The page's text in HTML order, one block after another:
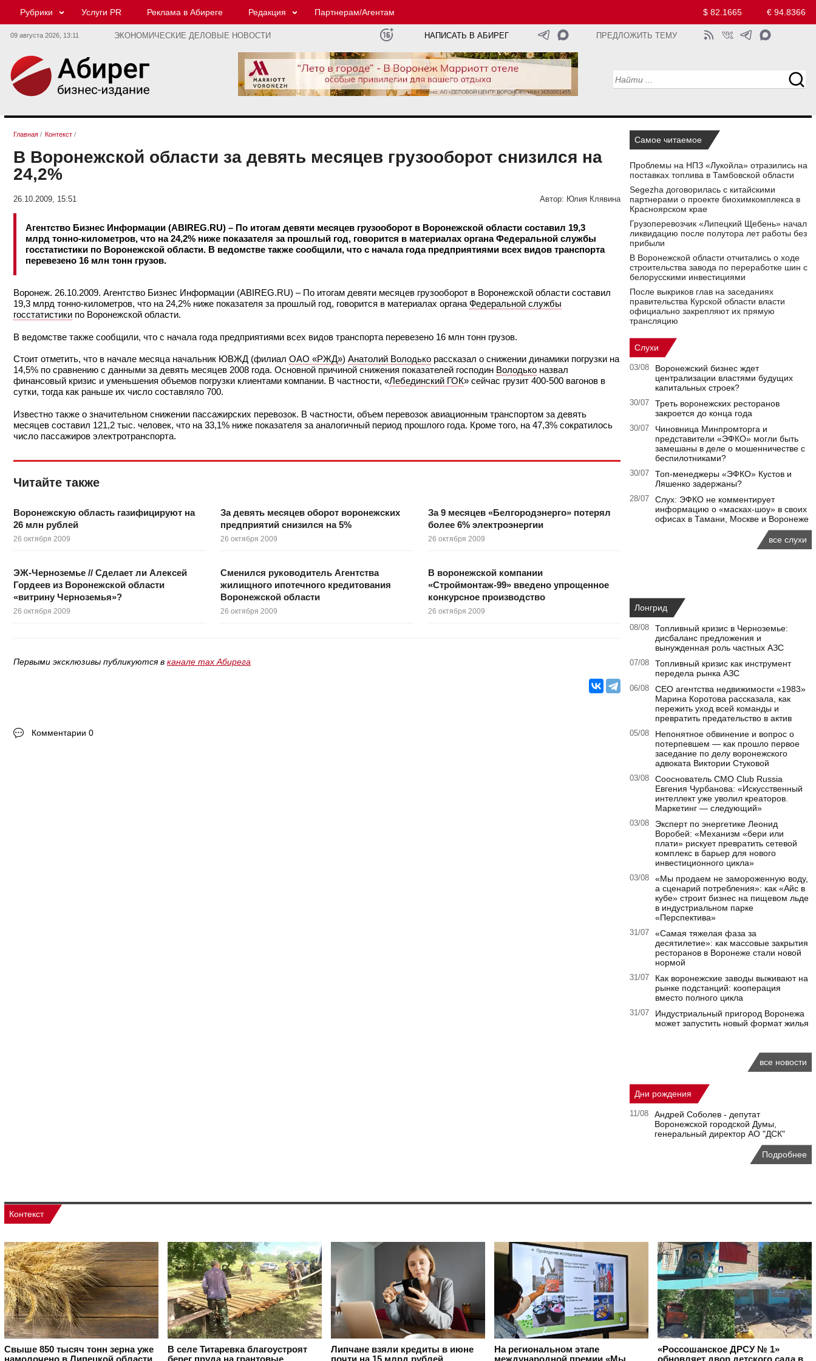
Рубрики Услуги PR Реклама в Абиреге Редакция Партнерам/Агентам $ 82.1665 € 94.8366
09 августа 2026, 13:11 ЭКОНОМИЧЕСКИЕ ДЕЛОВЫЕ НОВОСТИ НАПИСАТЬ В АБИРЕГ ПРЕДЛОЖИТЬ ТЕМУ
Главная / Контекст /
В Воронежской области за девять месяцев грузооборот снизился на
24,2%
26.10.2009, 15:51 Автор: Юлия Клявина
Агентство Бизнес Информации (ABIREG.RU) – По итогам девяти месяцев грузооборот в Воронежской области составил 19,3
млрд тонно-километров, что на 24,2% ниже показателя за прошлый год, говорится в материалах органа Федеральной службы
госстатистики по Воронежской области. В ведомстве также сообщили, что с начала года предприятиями всех видов транспорта
перевезено 16 млн тонн грузов.
Воронеж. 26.10.2009. Агентство Бизнес Информации (ABIREG.RU) – По итогам девяти месяцев грузооборот в Воронежской области составил
19,3 млрд тонно-километров, что на 24,2% ниже показателя за прошлый год, говорится в материалах органа Федеральной службы
госстатистики по Воронежской области.
В ведомстве также сообщили, что с начала года предприятиями всех видов транспорта перевезено 16 млн тонн грузов.
Стоит отметить, что в начале месяца начальник ЮВЖД (филиал ОАО «РЖД») Анатолий Володько рассказал о снижении динамики погрузки на
14,5% по сравнению с данными за девять месяцев 2008 года. Основной причиной снижения показателей господин Володько назвал
финансовый кризис и уменьшения объемов погрузки клиентами компании. В частности, «Лебединский ГОК» сейчас грузит 400-500 вагонов в
сутки, тогда как раньше их число составляло 700.
Известно также о значительном снижении пассажирских перевозок. В частности, объем перевозок авиационным транспортом за девять
месяцев составил 121,2 тыс. человек, что на 33,1% ниже показателя за аналогичный период прошлого года. Кроме того, на 47,3% сократилось
число пассажиров электротранспорта.
Читайте также
Воронежскую область газифицируют на
26 млн рублей
26 октября 2009
За девять месяцев оборот воронежских
предприятий снизился на 5%
26 октября 2009
За 9 месяцев «Белгородэнерго» потерял
более 6% электроэнергии
26 октября 2009
ЭЖ-Черноземье // Сделает ли Алексей
Гордеев из Воронежской области
«витрину Черноземья»?
26 октября 2009
Сменился руководитель Агентства
жилищного ипотечного кредитования
Воронежской области
26 октября 2009
В воронежской компании
«Строймонтаж-99» введено упрощенное
конкурсное производство
26 октября 2009
Первыми эксклюзивы публикуются в канале max Абирега
Комментарии 0
Самое читаемое
Проблемы на НПЗ «Лукойла» отразились на
поставках топлива в Тамбовской области
Segezha договорилась с китайскими
партнерами о проекте биохимкомплекса в
Красноярском крае
Грузоперевозчик «Липецкий Щебень» начал
ликвидацию после полутора лет работы без
прибыли
В Воронежской области отчитались о ходе
строительства завода по переработке шин с
белорусскими инвестициями
После выкриков глав на заседаниях
правительства Курской области власти
официально закрепляют их прямую
трансляцию
Слухи
03/08
Воронежский бизнес ждет
централизации властями будущих
капитальных строек?
30/07
Треть воронежских ресторанов
закроется до конца года
30/07
Чиновница Минпромторга и
представители «ЭФКО» могли быть
замешаны в деле о мошенничестве с
беспилотниками?
30/07
Топ-менеджеры «ЭФКО» Кустов и
Ляшенко задержаны?
28/07
Слух: ЭФКО не комментирует
информацию о «масках-шоу» в своих
офисах в Тамани, Москве и Воронеже
все слухи
Лонгрид
08/08
Топливный кризис в Черноземье:
дисбаланс предложения и
вынужденная роль частных АЗС
07/08
Топливный кризис как инструмент
передела рынка АЗС
06/08
CEO агентства недвижимости «1983»
Марина Коротова рассказала, как
пережить уход всей команды и
превратить предательство в актив
05/08
Непонятное обвинение и вопрос о
потерпевшем — как прошло первое
заседание по делу воронежского
адвоката Виктории Стуковой
03/08
Сооснователь CMO Club Russia
Евгения Чурбанова: «Искусственный
интеллект уже уволил креаторов.
Маркетинг — следующий»
03/08
Эксперт по энергетике Леонид
Воробей: «Механизм «бери или
плати» рискует превратить сетевой
комплекс в барьер для нового
инвестиционного цикла»
03/08
«Мы продаем не замороженную воду,
а сценарий потребления»: как «Айс в
кубе» строит бизнес на пищевом льде
в индустриальном парке
«Перспектива»
31/07
«Самая тяжелая фаза за
десятилетие»: как массовые закрытия
ресторанов в Воронеже стали новой
нормой
31/07
Как воронежские заводы выживают на
рынке подстанций: кооперация
вместо полного цикла
31/07
Индустриальный пригород Воронежа
может запустить новый формат жилья
все новости
Дни рождения
11/08
Андрей Соболев - депутат
Воронежской городской Думы,
генеральный директор АО "ДСК"
Подробнее
Контекст
Свыше 850 тысяч тонн зерна уже
В селе Титаревка благоустроят
Липчане взяли кредиты в июне
На региональном этапе
«Россошанское ДРСУ № 1»